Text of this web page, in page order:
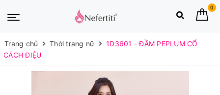
0
Trang chủ Thời trang nữ
1D3601 - ĐẦM PEPLUM CỔ
CÁCH ĐIỆU